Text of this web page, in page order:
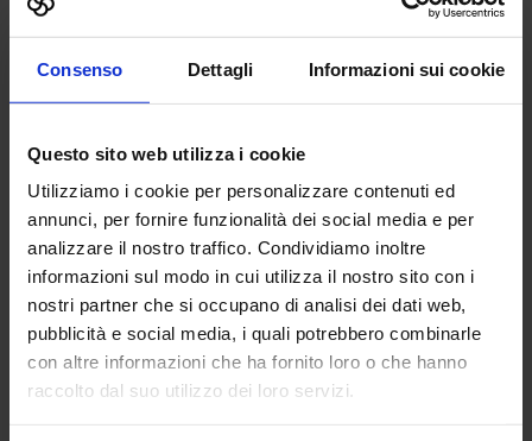
Consenso Dettagli Informazioni sui cookie
Questo sito web utilizza i cookie
Utilizziamo i cookie per personalizzare contenuti ed
annunci, per fornire funzionalità dei social media e per
analizzare il nostro traffico. Condividiamo inoltre
informazioni sul modo in cui utilizza il nostro sito con i
nostri partner che si occupano di analisi dei dati web,
pubblicità e social media, i quali potrebbero combinarle
con altre informazioni che ha fornito loro o che hanno
raccolto dal suo utilizzo dei loro servizi.
AG TECHNIK SRL
Padiglione:Pad. 16
Aggiungi ai preferiti
Vai alla scheda
AGOMIR SPA